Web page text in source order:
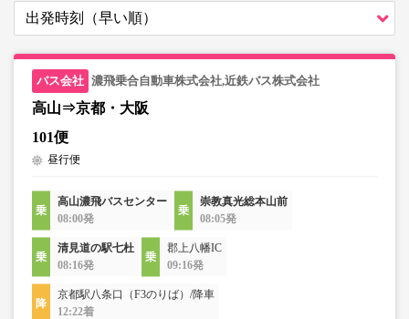
濃飛乗合自動車株式会社,近鉄バス株式会社
高山⇒京都・大阪
101便
昼行便
高山濃飛バスセンター
08:00発
崇教真光総本山前
08:05発
清見道の駅七杜
08:16発
郡上八幡IC
09:16発
京都駅八条口（F3のりば）/降車
12:22着